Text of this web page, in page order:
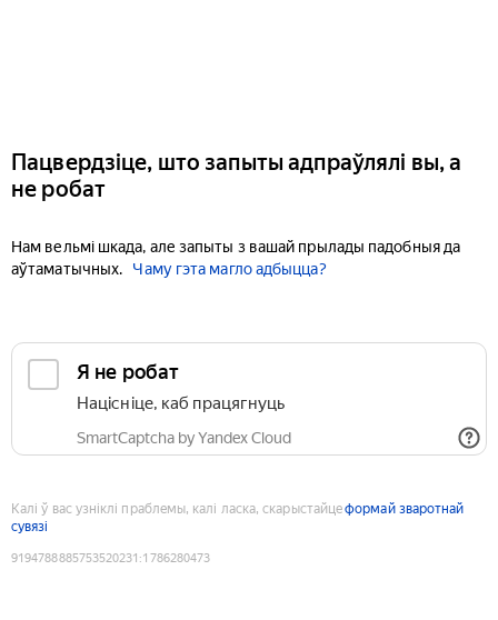
Пацвердзіце, што запыты адпраўлялі вы, а
не робат
Нам вельмі шкада, але запыты з вашай прылады падобныя да
аўтаматычных.
Чаму гэта магло адбыцца?
Я не робат
Націсніце, каб працягнуць
SmartCaptcha by Yandex Cloud
Калі ў вас узніклі праблемы, калі ласка, скарыстайцеформай зваротнай
сувязі
9194788885753520231 :1786280473